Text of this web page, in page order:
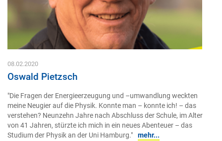
08.02.2020
Oswald Pietzsch
"Die Fragen der Energieerzeugung und –umwandlung weckten
meine Neugier auf die Physik. Konnte man – konnte ich! – das
verstehen? Neunzehn Jahre nach Abschluss der Schule, im Alter
von 41 Jahren, stürzte ich mich in ein neues Abenteuer – das
Studium der Physik an der Uni Hamburg." mehr...